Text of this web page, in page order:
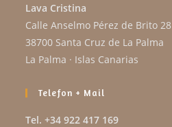
Lava Cristina
Calle Anselmo Pérez de Brito 28
38700 Santa Cruz de La Palma
La Palma · Islas Canarias
Telefon + Mail
Tel. +34 922 417 169